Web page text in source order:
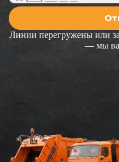
Линии перегружены или
— мы